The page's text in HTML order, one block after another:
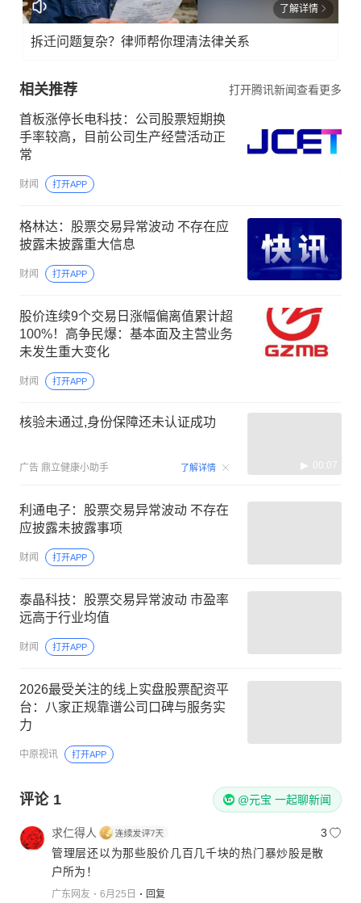
了解详情
拆迁问题复杂？律师帮你理清法律关系
相关推荐 打开腾讯新闻查看更多
首板涨停长电科技：公司股票短期换
手率较高，目前公司生产经营活动正
常
财闻 打开APP
格林达：股票交易异常波动 不存在应
披露未披露重大信息
财闻 打开APP
股价连续9个交易日涨幅偏离值累计超
100%！高争民爆：基本面及主营业务
未发生重大变化
财闻 打开APP
核验未通过,身份保障还未认证成功
广告 鼎立健康小助手 了解详情 00:07
利通电子：股票交易异常波动 不存在
应披露未披露事项
财闻 打开APP
泰晶科技：股票交易异常波动 市盈率
远高于行业均值
财闻 打开APP
2026最受关注的线上实盘股票配资平
台：八家正规靠谱公司口碑与服务实
力
中原视讯 打开APP
评论 1 @元宝 一起聊新闻
求仁得人
3
管理层还以为那些股价几百几千块的热门暴炒股是散
户所为！
广东网友 6月25日 回复